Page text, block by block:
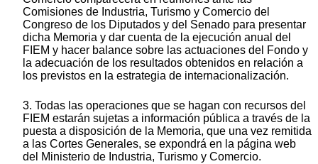
Comisiones de Industria, Turismo y Comercio del
Congreso de los Diputados y del Senado para presentar
dicha Memoria y dar cuenta de la ejecución anual del
FIEM y hacer balance sobre las actuaciones del Fondo y
la adecuación de los resultados obtenidos en relación a
los previstos en la estrategia de internacionalización.
3. Todas las operaciones que se hagan con recursos del
FIEM estarán sujetas a información pública a través de la
puesta a disposición de la Memoria, que una vez remitida
a las Cortes Generales, se expondrá en la página web
del Ministerio de Industria, Turismo y Comercio.